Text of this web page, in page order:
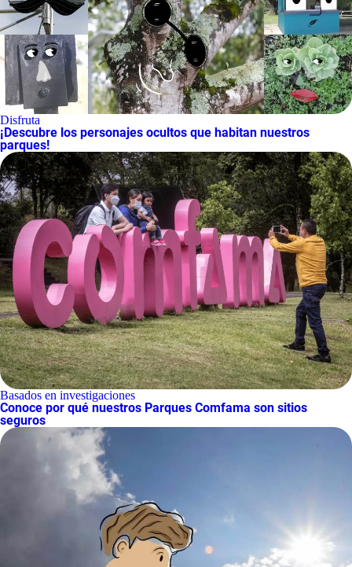
Disfruta
¡Descubre los personajes ocultos que habitan nuestros
parques!
Basados en investigaciones
Conoce por qué nuestros Parques Comfama son sitios
seguros